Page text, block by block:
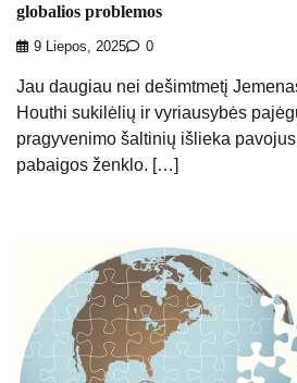
globalios problemos
9 Liepos, 2025 0
Jau daugiau nei dešimtmetį
Houthi sukilėlių ir vyriausybės
pragyvenimo šaltinių išlieka
pabaigos ženklo. […]